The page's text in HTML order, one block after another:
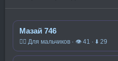
Мазай 746
🧍‍♂️ Для мальчиков · 👁 41 · ⬇ 29